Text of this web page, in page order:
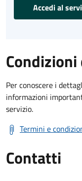
Accedi al
Per conoscere i
informazioni
servizio.
Termini e
Contatti